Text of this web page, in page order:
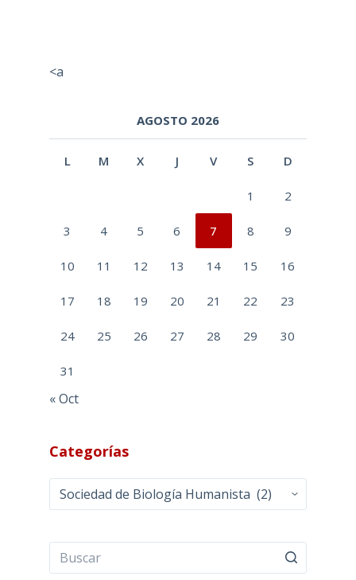
<a
AGOSTO 2026
L M X J V S D
1 2
3 4 5 6 7 8 9
10 11 12 13 14 15 16
17 18 19 20 21 22 23
24 25 26 27 28 29 30
31
« Oct
Categorías
Categorías